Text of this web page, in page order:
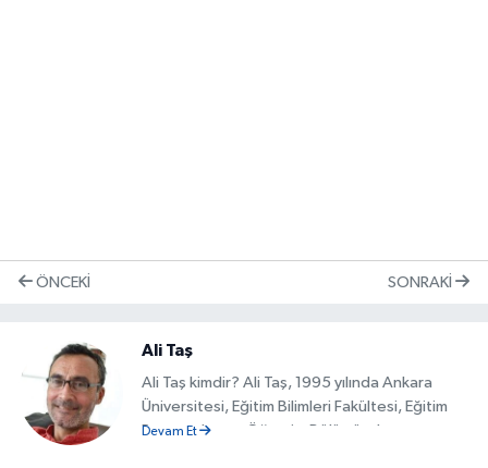
ÖNCEKI SONRAKI
Ali Taş
Ali Taş kimdir? Ali Taş, 1995 yılında Ankara
Üniversitesi, Eğitim Bilimleri Fakültesi, Eğitim
Programları ve Öğretim Bölümünden mezun
Devam Et